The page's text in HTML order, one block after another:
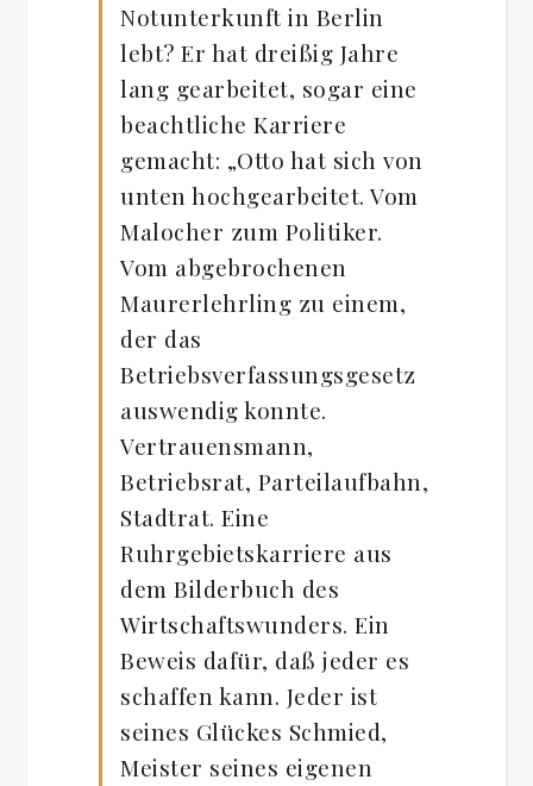
Notunterkunft in Berlin
lebt? Er hat dreißig Jahre
lang gearbeitet, sogar eine
beachtliche Karriere
gemacht: „Otto hat sich von
unten hochgearbeitet. Vom
Malocher zum Politiker.
Vom abgebrochenen
Maurerlehrling zu einem,
der das
Betriebsverfassungsgesetz
auswendig konnte.
Vertrauensmann,
Betriebsrat, Parteilaufbahn,
Stadtrat. Eine
Ruhrgebietskarriere aus
dem Bilderbuch des
Wirtschaftswunders. Ein
Beweis dafür, daß jeder es
schaffen kann. Jeder ist
seines Glückes Schmied,
Meister seines eigenen